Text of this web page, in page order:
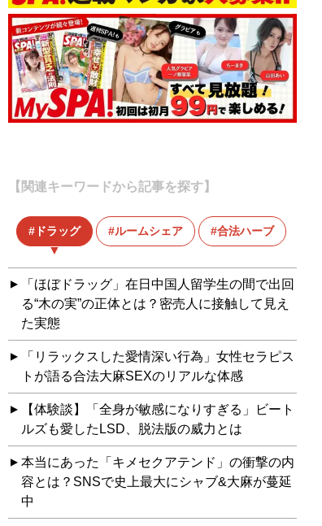
【関連キーワードから記事を探す】
ドラッグ ルームシェア 合法ハーブ
「ほぼドラッグ」在日中国人留学生の間で出回
る“木の実”の正体とは？密売人に接触して見え
た実態
「リラックスした愛情深い行為」女性セラピス
トが語る合法大麻SEXのリアルな体感
【体験談】「全身が敏感になりすぎる」ビート
ルズも愛したLSD、脱法版の威力とは
本当にあった「キメセクアテンド」の衝撃の内
容とは？SNSで史上最大にシャブ&大麻が蔓延
中